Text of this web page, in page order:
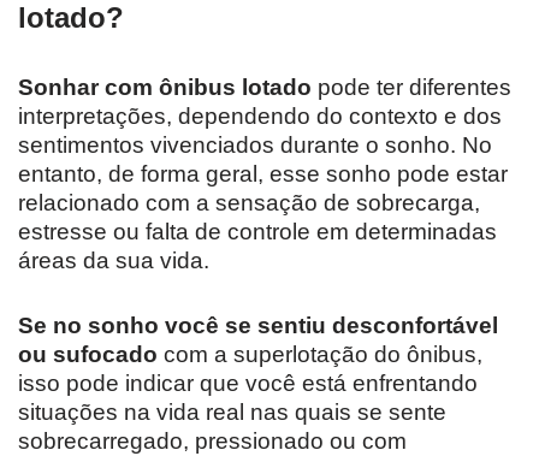
lotado?
Sonhar com ônibus lotado pode ter diferentes
interpretações, dependendo do contexto e dos
sentimentos vivenciados durante o sonho. No
entanto, de forma geral, esse sonho pode estar
relacionado com a sensação de sobrecarga,
estresse ou falta de controle em determinadas
áreas da sua vida.
Se no sonho você se sentiu desconfortável
ou sufocado com a superlotação do ônibus,
isso pode indicar que você está enfrentando
situações na vida real nas quais se sente
sobrecarregado, pressionado ou com